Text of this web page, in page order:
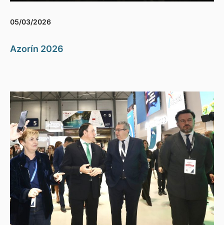
05/03/2026
Azorín 2026